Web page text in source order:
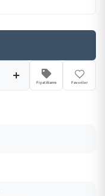
Fiyat Alarmı Favoriler